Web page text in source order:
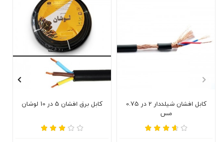
کابل افشان شیلددار 2 در 0.75
مس
کابل برق افشان 5 در 10 لوشان